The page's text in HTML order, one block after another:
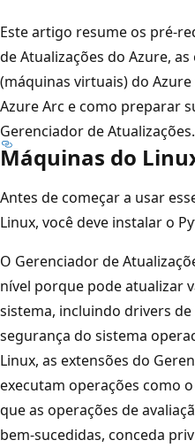
Este artigo resume os pré-
de Atualizações do Azure,
(máquinas virtuais) do
Azure Arc e como preparar
Gerenciador de Atualizações.
Máquinas do
Antes de começar a usar
Linux, você deve instalar o
O Gerenciador de
nível porque pode atualizar
sistema, incluindo drivers
segurança do sistema
Linux, as extensões do
executam operações como
que as operações de
bem-sucedidas, conceda